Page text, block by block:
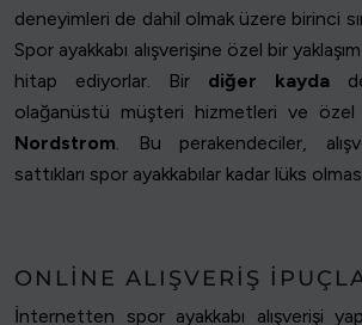
deneyimleri de dahil olmak üzere birinci
Spor ayakkabı alışverişine özel bir
hitap ediyorlar. Bir diğer kayda
olağanüstü müşteri hizmetleri ve özel
Nordstrom. Bu perakendeciler,
sattıkları spor ayakkabılar kadar lüks
ONLINE ALIŞVERIŞ
İnternetten spor ayakkabı alışverişi